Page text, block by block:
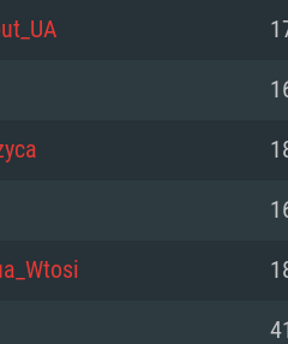
11 이상을
밴드 인터넷
: 22.1 GB (최소 클라
와 비슷한 성능을 가
최소 해상도: 720p
밴드 인터넷
: 22.1 GB (최소 클라
을 지원하고,
을 가지며 최신 그
(6개월 미만; 최소